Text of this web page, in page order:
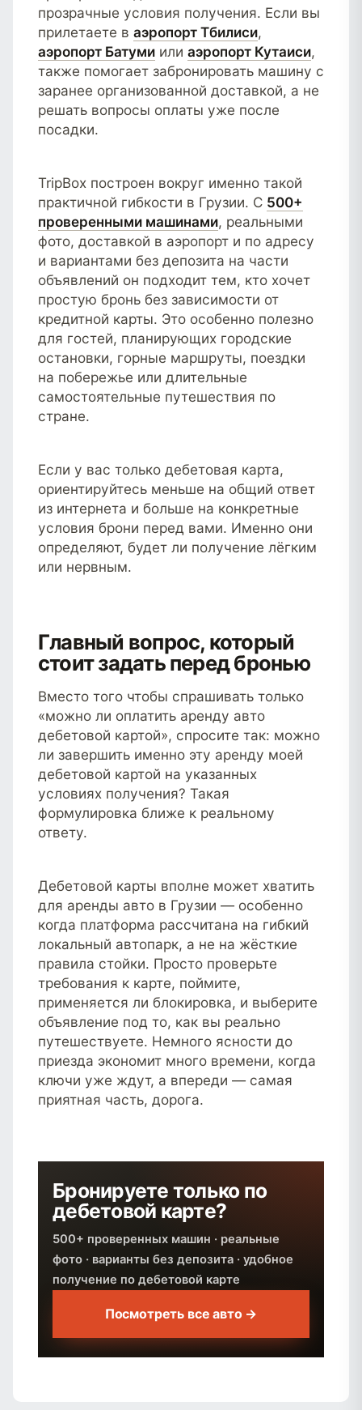
прозрачные условия получения. Если вы
прилетаете в аэропорт Тбилиси,
аэропорт Батуми или аэропорт Кутаиси,
также помогает забронировать машину с
заранее организованной доставкой, а не
решать вопросы оплаты уже после
посадки.
TripBox построен вокруг именно такой
практичной гибкости в Грузии. С 500+
проверенными машинами, реальными
фото, доставкой в аэропорт и по адресу
и вариантами без депозита на части
объявлений он подходит тем, кто хочет
простую бронь без зависимости от
кредитной карты. Это особенно полезно
для гостей, планирующих городские
остановки, горные маршруты, поездки
на побережье или длительные
самостоятельные путешествия по
стране.
Если у вас только дебетовая карта,
ориентируйтесь меньше на общий ответ
из интернета и больше на конкретные
условия брони перед вами. Именно они
определяют, будет ли получение лёгким
или нервным.
Главный вопрос, который
стоит задать перед бронью
Вместо того чтобы спрашивать только
«можно ли оплатить аренду авто
дебетовой картой», спросите так: можно
ли завершить именно эту аренду моей
дебетовой картой на указанных
условиях получения? Такая
формулировка ближе к реальному
ответу.
Дебетовой карты вполне может хватить
для аренды авто в Грузии — особенно
когда платформа рассчитана на гибкий
локальный автопарк, а не на жёсткие
правила стойки. Просто проверьте
требования к карте, поймите,
применяется ли блокировка, и выберите
объявление под то, как вы реально
путешествуете. Немного ясности до
приезда экономит много времени, когда
ключи уже ждут, а впереди — самая
приятная часть, дорога.
Бронируете только по
дебетовой карте?
500+ проверенных машин · реальные
фото · варианты без депозита · удобное
получение по дебетовой карте
Посмотреть все авто →